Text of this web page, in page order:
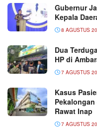
Gubernur
Kepala
8 AGUSTUS
Dua
HP di
7 AGUSTUS
Kasus
Rawat Inap
7 AGUSTUS